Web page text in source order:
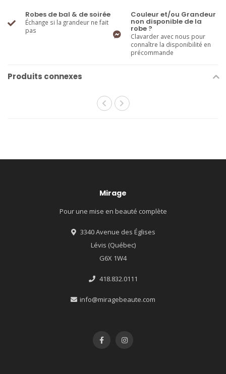
Robes de bal & de soirée
Échange si la grandeur ne fait
pas
Couleur et/ou Grandeur
non disponible de la
robe ?
Clavarder avec nous pour
connaître la disponibilité en
précommande
Produits connexes
Mirage
Pour une mise en beauté complète
3340 Avenue des Églises
Lévis (Québec)
G6X 1W4
418.832.0111
info@miragebeaute.com